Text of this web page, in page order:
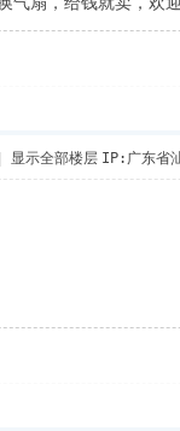
显示全部楼层 IP:广东省